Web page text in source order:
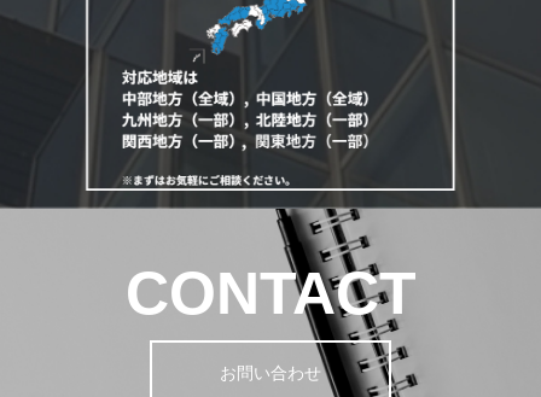
CONTACT
お問い合わせ